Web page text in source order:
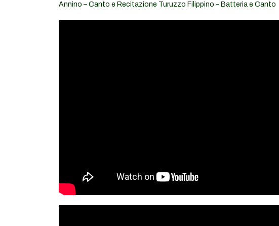
Annino – Canto e Recitazione Turuzzo Filippino – Batteria e Canto